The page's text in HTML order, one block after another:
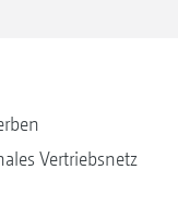
Vertriebsnetz